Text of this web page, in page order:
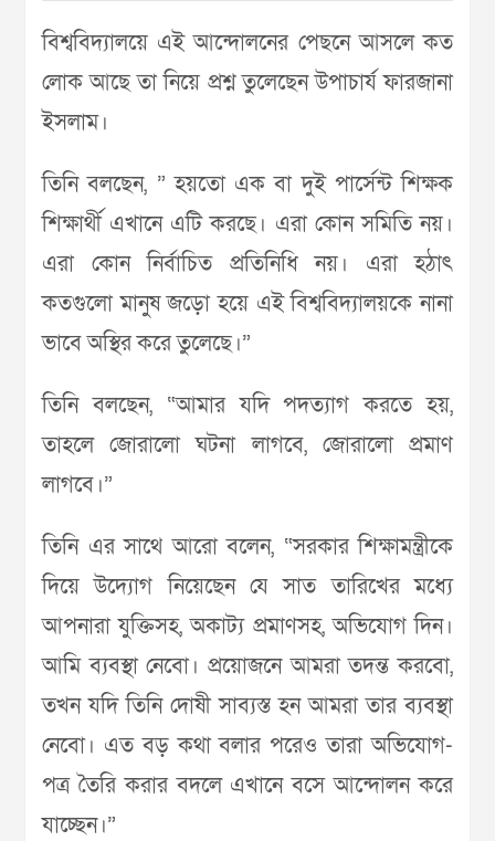
বিশ্ববিদ্যালয়ে এই আন্দোলনের পেছনে আসলে কত
লোক আছে তা নিয়ে প্রশ্ন তুলেছেন উপাচার্য ফারজানা
ইসলাম।
তিনি বলছেন, ” হয়তো এক বা দুই পার্সেন্ট শিক্ষক
শিক্ষার্থী এখানে এটি করছে। এরা কোন সমিতি নয়।
এরা কোন নির্বাচিত প্রতিনিধি নয়। এরা হঠাৎ
কতগুলো মানুষ জড়ো হয়ে এই বিশ্ববিদ্যালয়কে নানা
ভাবে অস্থির করে তুলেছে।”
তিনি বলছেন, “আমার যদি পদত্যাগ করতে হয়,
তাহলে জোরালো ঘটনা লাগবে, জোরালো প্রমাণ
লাগবে।”
তিনি এর সাথে আরো বলেন, “সরকার শিক্ষামন্ত্রীকে
দিয়ে উদ্যোগ নিয়েছেন যে সাত তারিখের মধ্যে
আপনারা যুক্তিসহ, অকাট্য প্রমাণসহ, অভিযোগ দিন।
আমি ব্যবস্থা নেবো। প্রয়োজনে আমরা তদন্ত করবো,
তখন যদি তিনি দোষী সাব্যস্ত হন আমরা তার ব্যবস্থা
নেবো। এত বড় কথা বলার পরেও তারা অভিযোগ-
পত্র তৈরি করার বদলে এখানে বসে আন্দোলন করে
যাচ্ছেন।”